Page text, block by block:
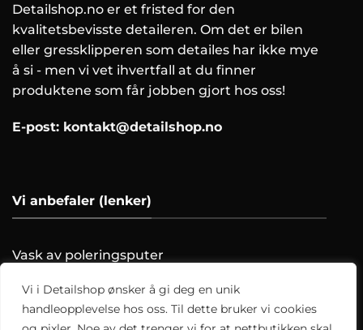
Vi i Detailshop ønsker å gi deg en unik
handleopplevelse hos oss. Til dette bruker vi cookies
Detailshop.no er et fristed for den
kvalitetsbevisste detaileren. Om det er bilen
eller gressklipperen som detailes har ikke mye
å si - men vi vet ihvertfall at du finner
produktene som får jobben gjort hos oss!
E-post: kontakt@detailshop.no
Vi anbefaler (lenker)
Vask av poleringsputer
Vask motoren trygt!
Hvordan clayer du?